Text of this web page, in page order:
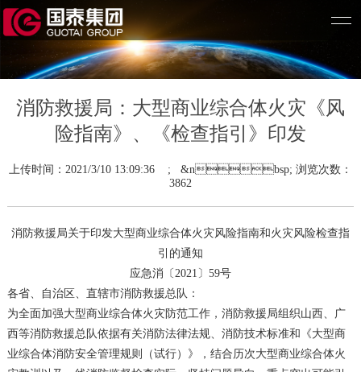
消防救援局：大型商业综合体火灾《风
险指南》、《检查指引》印发
上传时间：2021/3/10 13:09:36 ; &nbsp; 浏览次数：
3862
消防救援局关于印发大型商业综合体火灾风险指南和火灾风险检查指
引的通知
应急消〔2021〕59号
各省、自治区、直辖市消防救援总队：
为全面加强大型商业综合体火灾防范工作，消防救援局组织山西、广
西等消防救援总队依据有关消防法律法规、消防技术标准和《大型商
业综合体消防安全管理规则（试行）》，结合历次大型商业综合体火